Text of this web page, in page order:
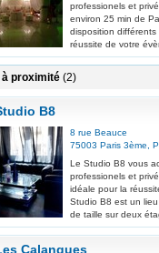
professionels et
environ 25 min de
disposition
réussite de votre
à proximité (2)
B8
8 rue Beauce
75003 Paris 3ème
Le Studio B8 vous
professionels et
idéale pour la
Studio B8 est un
de taille sur deux
Calanques